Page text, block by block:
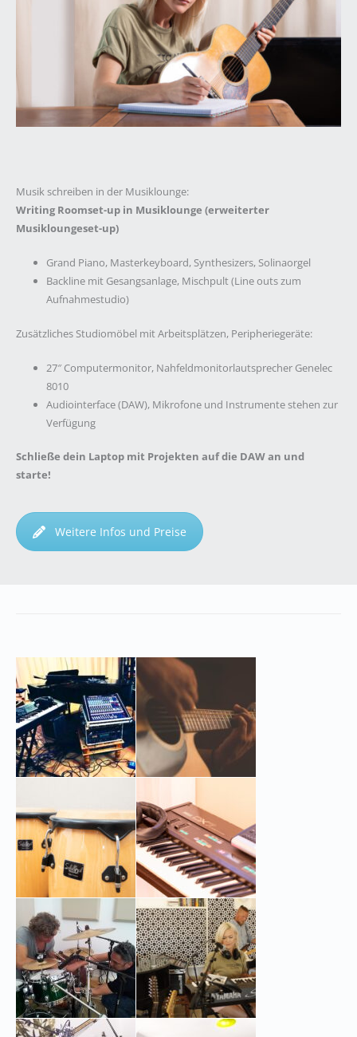
Musik schreiben in der Musiklounge:
Writing Roomset-up in Musiklounge (erweiterter
Musikloungeset-up)
Grand Piano, Masterkeyboard, Synthesizers, Solinaorgel
Backline mit Gesangsanlage, Mischpult (Line outs zum
Aufnahmestudio)
Zusätzliches Studiomöbel mit Arbeitsplätzen, Peripheriegeräte:
27″ Computermonitor, Nahfeldmonitorlautsprecher Genelec
8010
Audiointerface (DAW), Mikrofone und Instrumente stehen zur
Verfügung
Schließe dein Laptop mit Projekten auf die DAW an und
starte!
Weitere Infos und Preise